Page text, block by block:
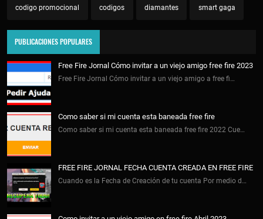
codigo promocional codigos diamantes smart gaga
PUBLICACIONES POPULARES
Free Fire Jornal Cómo invitar a un viejo amigo free fire 2023
Free Fire Jornal Cómo invitar a un viejo amigo a free fi…
Como saber si mi cuenta esta baneada free fire
Como saber si mi cuenta esta baneada free fire 2022 Cue…
FREE FIRE JORNAL FECHA CUENTA CREADA EN FREE FIRE
Cuando es la Fecha de Creación de tu cuenta Por medio d…